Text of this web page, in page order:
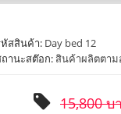
สสินค้า: Day bed 12
านะสต๊อก: สินค้าผลิตตาม
15,800 บ